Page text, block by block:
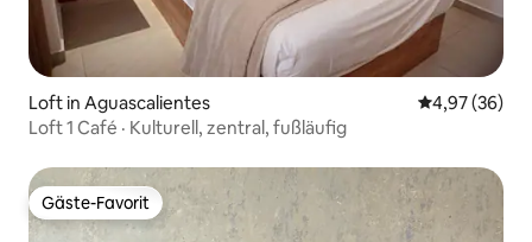
Loft in Aguascalientes
4,97 (36)
Loft 1 Café · Kulturell, zentral, fußläufig
Gäste-Favorit
Gäste-Favorit